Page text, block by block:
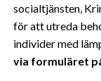
socialtjänsten,
för att utreda
individer med
via formuläret